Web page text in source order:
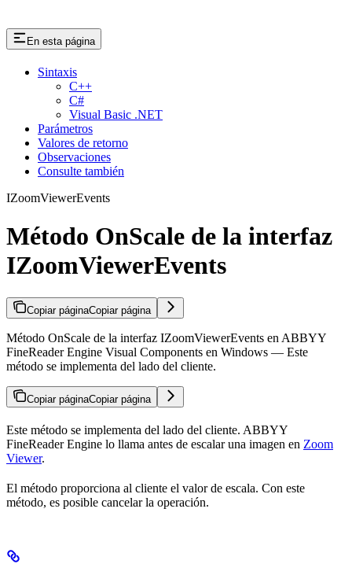
En esta página
Sintaxis
C++
C#
Visual Basic .NET
Parámetros
Valores de retorno
Observaciones
Consulte también
IZoomViewerEvents
Método OnScale de la interfaz
IZoomViewerEvents
Copiar páginaCopiar página
Método OnScale de la interfaz IZoomViewerEvents en ABBYY
FineReader Engine Visual Components en Windows — Este
método se implementa del lado del cliente.
Copiar páginaCopiar página
Este método se implementa del lado del cliente. ABBYY
FineReader Engine lo llama antes de escalar una imagen en Zoom
Viewer.
El método proporciona al cliente el valor de escala. Con este
método, es posible cancelar la operación.